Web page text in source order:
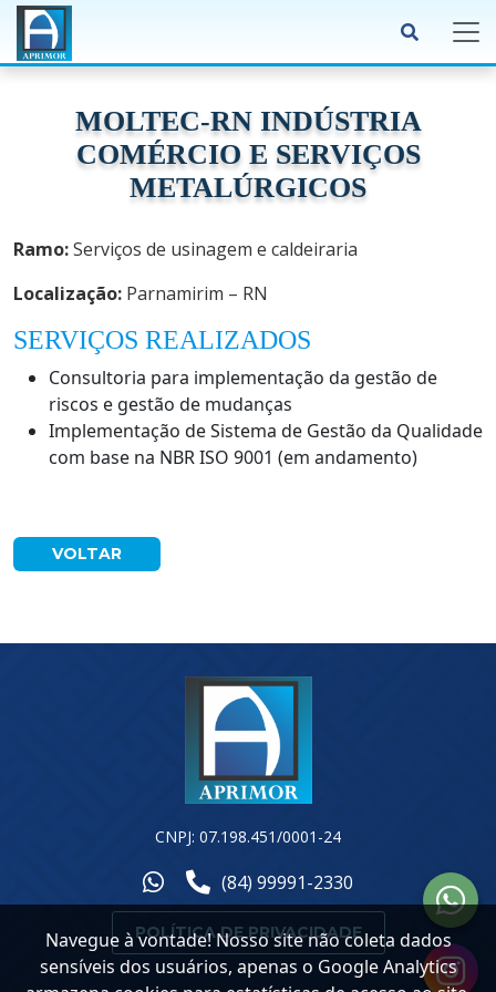
MOLTEC-RN INDÚSTRIA
COMÉRCIO E SERVIÇOS
METALÚRGICOS
Ramo:Serviços de usinagem e caldeiraria
Localização: Parnamirim – RN
SERVIÇOS REALIZADOS
Consultoria para implementação da gestão de
riscos e gestão de mudanças
Implementação de Sistema de Gestão da Qualidade
com base na NBR ISO 9001 (em andamento)
VOLTAR
CNPJ: 07.198.451/0001-24
(84) 99991-2330
POLÍTICA DE PRIVACIDADE
Navegue à vontade! Nosso site não coleta dados
sensíveis dos usuários, apenas o Google Analytics